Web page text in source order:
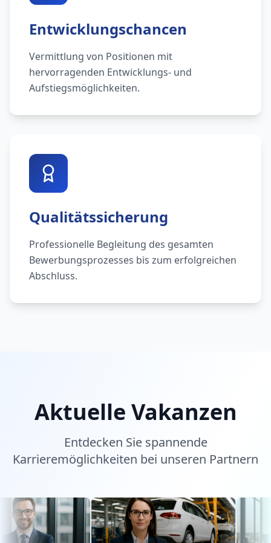
Entwicklungschancen
Vermittlung von Positionen mit
hervorragenden Entwicklungs- und
Aufstiegsmöglichkeiten.
Qualitätssicherung
Professionelle Begleitung des gesamten
Bewerbungsprozesses bis zum erfolgreichen
Abschluss.
Aktuelle Vakanzen
Entdecken Sie spannende
Karrieremöglichkeiten bei unseren Partnern